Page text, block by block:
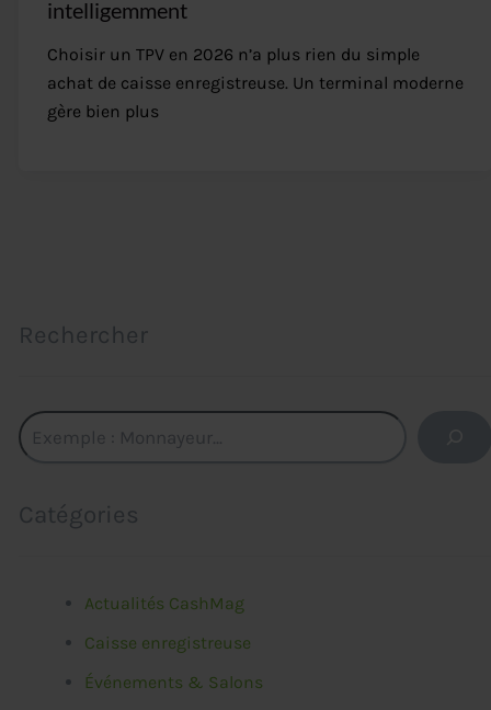
Rechercher
Rechercher
Catégories
Actualités CashMag
Caisse enregistreuse
Événements & Salons
intelligemment
Choisir un TPV en 2026 n’a plus rien du simple
achat de caisse enregistreuse. Un terminal moderne
gère bien plus